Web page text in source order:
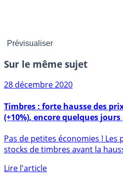
Sur le même sujet
28 décembre 2020
(+10%), encore quelques
stocks de timbres avant la